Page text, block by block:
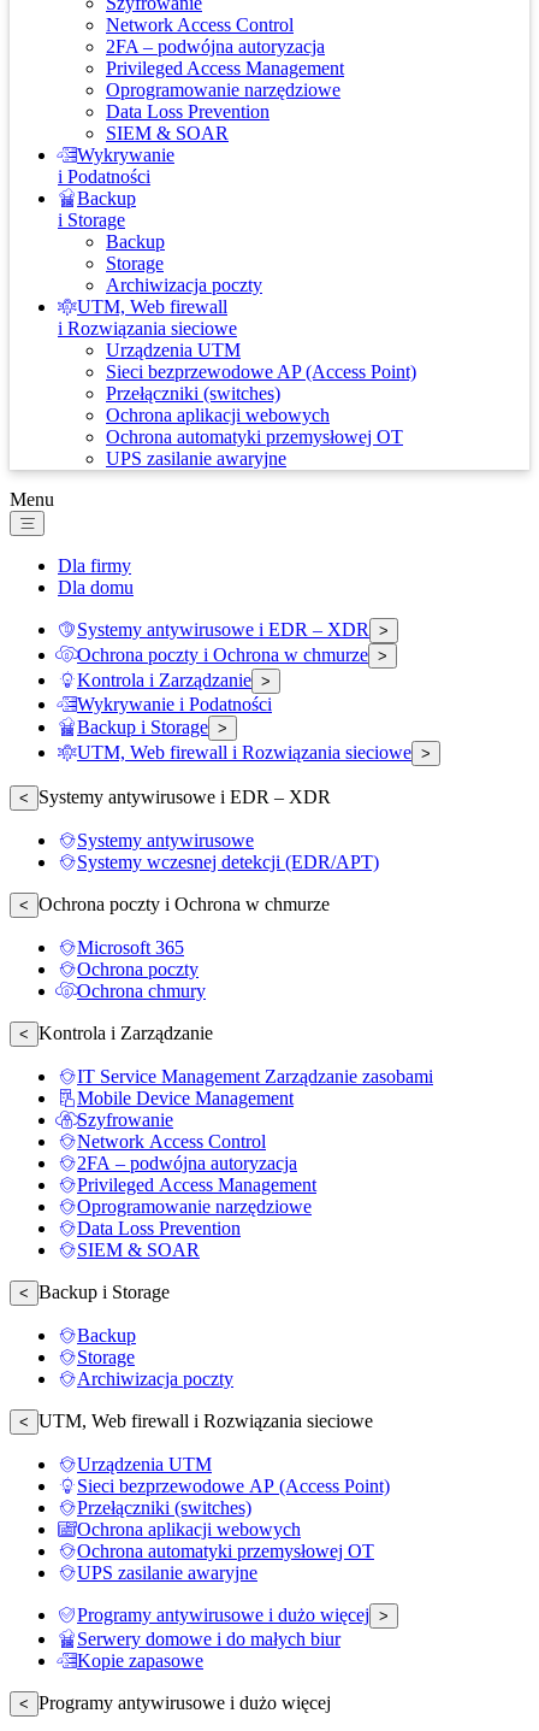
Network Access Control
2FA – podwójna autoryzacja
Privileged Access Management
Oprogramowanie narzędziowe
Data Loss Prevention
SIEM & SOAR
Wykrywanie
i Podatności
Backup
i Storage
Backup
Storage
Archiwizacja poczty
UTM, Web firewall
i Rozwiązania sieciowe
Urządzenia UTM
Sieci bezprzewodowe AP (Access Point)
Przełączniki (switches)
Ochrona aplikacji webowych
Ochrona automatyki przemysłowej OT
UPS zasilanie awaryjne
Menu
Dla firmy
Dla domu
Systemy antywirusowe i EDR – XDR >
Ochrona poczty i Ochrona w chmurze >
Kontrola i Zarządzanie >
Wykrywanie i Podatności
Backup i Storage >
UTM, Web firewall i Rozwiązania sieciowe >
< Systemy antywirusowe i EDR – XDR
Systemy antywirusowe
Systemy wczesnej detekcji (EDR/APT)
< Ochrona poczty i Ochrona w chmurze
Microsoft 365
Ochrona poczty
Ochrona chmury
< Kontrola i Zarządzanie
IT Service Management Zarządzanie zasobami
Mobile Device Management
Szyfrowanie
Network Access Control
2FA – podwójna autoryzacja
Privileged Access Management
Oprogramowanie narzędziowe
Data Loss Prevention
SIEM & SOAR
< Backup i Storage
Backup
Storage
Archiwizacja poczty
< UTM, Web firewall i Rozwiązania sieciowe
Urządzenia UTM
Sieci bezprzewodowe AP (Access Point)
Przełączniki (switches)
Ochrona aplikacji webowych
Ochrona automatyki przemysłowej OT
UPS zasilanie awaryjne
Programy antywirusowe i dużo więcej >
Serwery domowe i do małych biur
Kopie zapasowe
< Programy antywirusowe i dużo więcej